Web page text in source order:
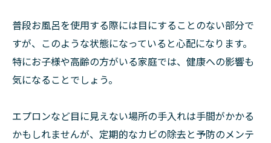
普段お風呂を使用する際には目にすることのない部分で
すが、このような状態になっていると心配になります。
特にお子様や高齢の方がいる家庭では、健康への影響も
気になることでしょう。
エプロンなど目に見えない場所の手入れは手間がかかる
かもしれませんが、定期的なカビの除去と予防のメンテ